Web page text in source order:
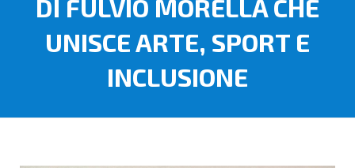
DI FULVIO MORELLA CHE
UNISCE ARTE, SPORT E
INCLUSIONE